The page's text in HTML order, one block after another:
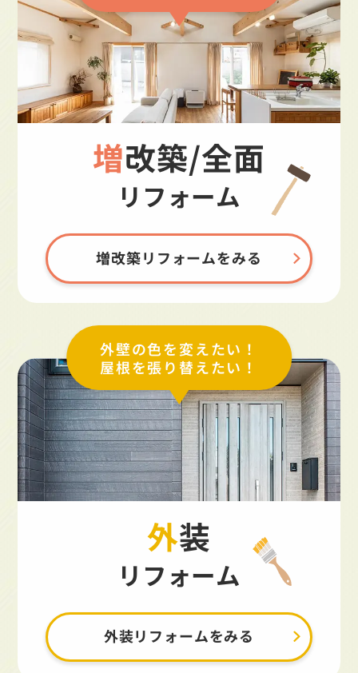
増改築/全面
リフォーム
増改築リフォームをみる
外壁の色を変えたい！
屋根を張り替えたい！
外装
リフォーム
外装リフォームをみる